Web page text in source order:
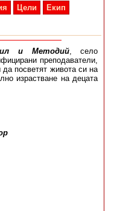
Цели
Екип
и Методий, село
преподаватели,
да посветят живота си на
израстване на децата